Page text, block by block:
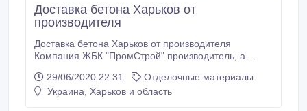
Доставка бетона Харьков от
производителя
Доставка бетона Харьков от производителя
Компания ЖБК "ПромСтрой" производитель, а
пластичности по доступным ценам. Осуществляем
доставку по г. Харькову и Харьковской области.
29/06/2020 22:31
Отделочные материалы
Украина, Харьков и область